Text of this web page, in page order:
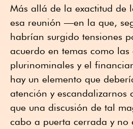
Más allá de la exactitud de
esa reunión —en la que,
habrían surgido tensiones
acuerdo en temas como las
plurinominales y el
hay un elemento que
atención y escandalizarnos
que una discusión de tal
cabo a puerta cerrada y no